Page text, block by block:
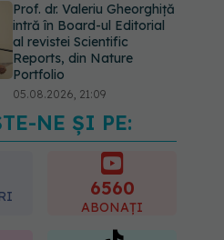
Prof. dr. Valeriu Gheorghiță
intră în Board-ul Editorial
al revistei Scientific
Reports, din Nature
Portfolio
05.08.2026, 21:09
EXCLUSIV Tratamentul
modern al cancerelor
ginecologice. Dr. Sorin
Bogdan (SANADOR), la
DC Medical și DC News
NE ȘI PE:
6560
ABONAȚI